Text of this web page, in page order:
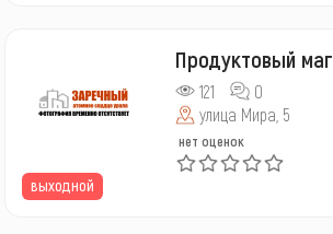
выходной
Продуктовый
121
0
улица Мира, 5
нет оценок